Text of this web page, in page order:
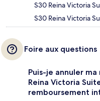
S30 Reina Victoria
S30 Reina Victoria
Foire aux questions
Puis-je annuler
Reina Victoria
remboursement